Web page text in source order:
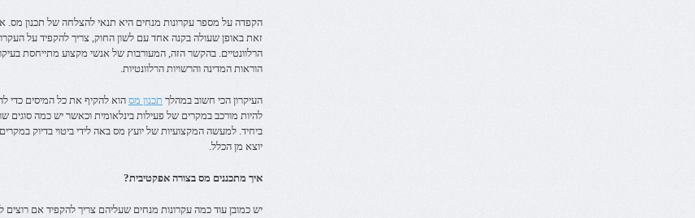
הקפדה על מספר עקרונות מנחים היא תנאי להצלחה של תכנון
זאת באופן שעולה בקנה אחד עם לשון החוק, צריך להקפיד על
הרלוונטיים. בהקשר הזה, המעורבות של אנשי מקצוע מתייחסת
הוראות המדינה והרשויות הרלוונטיות.
העיקרון הכי חשוב במהלך תכנון מס הוא להקיף את כל המיסים כדי
להיות מורכב במקרים של פעילות בינלאומית וכאשר יש כמה
ביחיד. למעשה המקצועיות של יועץ מס באה לידי ביטוי בדיוק
יוצא מן הכלל.
איך מתכננים מס בצורה אפקטיבית?
יש כמובן עוד כמה עקרונות מנחים שעליהם צריך להקפיד אם